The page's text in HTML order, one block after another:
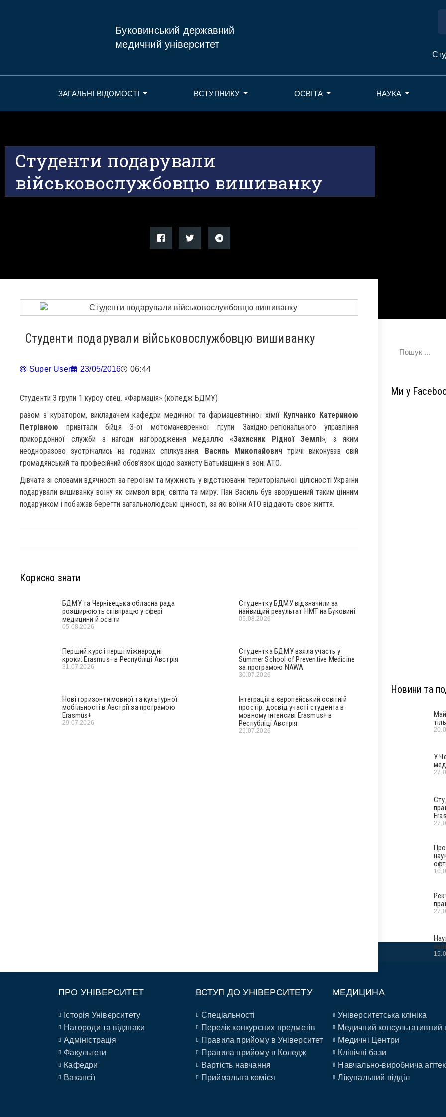
Буковинський державний
медичний університет
ЗАГАЛЬНІ ВІДОМОСТІ ВСТУПНИКУ ОСВІТА НАУКА
Студенти подарували
військовослужбовцю вишиванку
Студенти подарували військовослужбовцю вишиванку
Super User 23/05/2016 06:44
Студенти 3 групи 1 курсу спец. «Фармація» (коледж БДМУ)
разом з куратором, викладачем кафедри медичної та фармацевтичної хімії Купчанко Катериною
Петрівною привітали бійця 3-ої мотоманевренної групи Західно-регіонального управління
прикордонної служби з нагоди нагородження медаллю «Захисник Рідної Землі», з яким
неодноразово зустрічались на годинах спілкування. Василь Миколайович тричі виконував свій
громадянський та професійний обов’язок щодо захисту Батьківщини в зоні АТО.
Дівчата зі словами вдячності за героїзм та мужність у відстоюванні територіальної цілісності України
подарували вишиванку воїну як символ віри, світла та миру. Пан Василь був зворушений таким цінним
подарунком і побажав берегти загальнолюдські цінності, за які воїни АТО віддають своє життя.
Корисно знати
БДМУ та Чернівецька обласна рада
розширюють співпрацю у сфері
медицини й освіти
05.08.2026
Студентку БДМУ відзначили за
найвищий результат НМТ на Буковині
05.08.2026
Перший курс і перші міжнародні
кроки: Erasmus+ в Республіці Австрія
31.07.2026
Студентка БДМУ взяла участь у
Summer School of Preventive Medicine
за програмою NAWA
30.07.2026
Нові горизонти мовної та культурної
мобільності в Австрії за програмою
Erasmus+
29.07.2026
Інтеграція в європейський освітній
простір: досвід участі студента в
мовному інтенсиві Erasmus+ в
Республіці Австрія
29.07.2026
Ми у
Новини та
У
ПРО УНІВЕРСИТЕТ
Історія Університету
Нагороди та відзнаки
Адміністрація
Факультети
Кафедри
Вакансії
ВСТУП ДО УНІВЕРСИТЕТУ
Спеціальності
Перелік конкурсних предметів
Правила прийому в Університет
Правила прийому в Коледж
Вартість навчання
Приймальна коміся
МЕДИЦИНА
Університетська клініка
Медичний консультативний
Медичні Центри
Клінічні бази
Навчально-виробнича
Лікувальний відділ